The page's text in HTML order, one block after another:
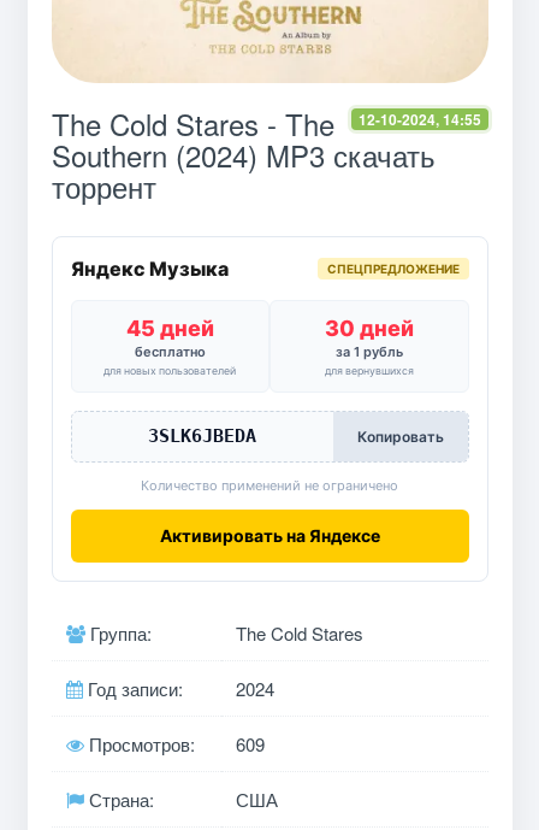
12-10-2024, 14:55
The Cold Stares - The
Southern (2024) MP3 скачать
торрент
Яндекс Музыка СПЕЦПРЕДЛОЖЕНИЕ
45 дней
бесплатно
для новых пользователей
30 дней
за 1 рубль
для вернувшихся
3SLK6JBEDA Копировать
Количество применений не ограничено
Активировать на Яндексе
Группа: The Cold Stares
Год записи: 2024
Просмотров: 609
Страна: США